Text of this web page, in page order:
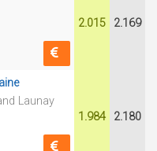
2.015 2.169
Launay
1.984 2.180